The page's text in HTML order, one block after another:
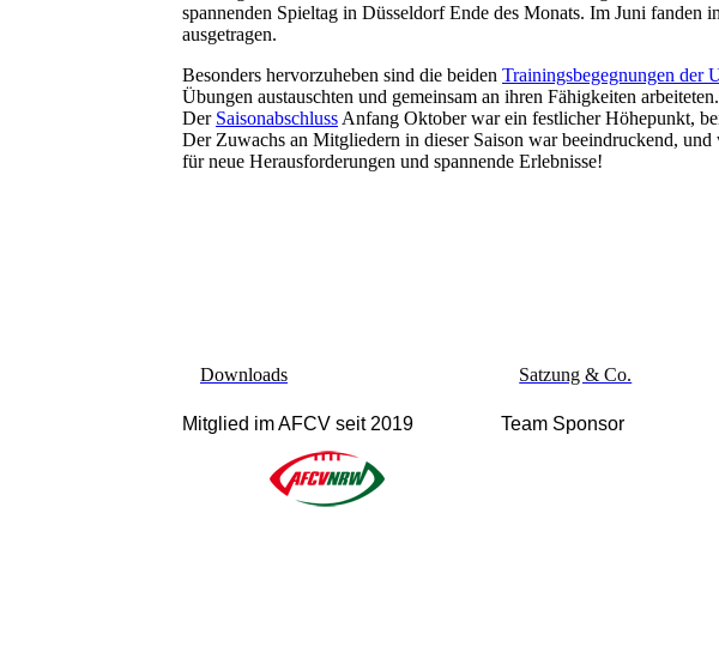
spannenden Spieltag in Düsseldorf Ende des Monats. Im Juni fanden
ausgetragen.
Besonders hervorzuheben sind die beiden Trainingsbegegnungen der
Übungen austauschten und gemeinsam an ihren Fähigkeiten arbeiteten.
Der Saisonabschluss Anfang Oktober war ein festlicher Höhepunkt,
Der Zuwachs an Mitgliedern in dieser Saison war beeindruckend,
für neue Herausforderungen und spannende Erlebnisse!
Downloads
Mitglied im AFCV seit 2019
Satzung & Co.
Team Sponsor